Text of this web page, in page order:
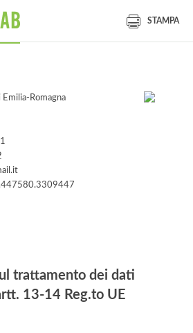
STAMPA
Emilia-Romagna
trattamento dei dati
13-14 Reg.to UE